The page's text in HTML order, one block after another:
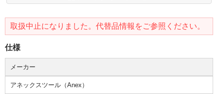
取扱中止になりました。代替品情報をご参照ください。
仕様
メーカー
アネックスツール（Anex）